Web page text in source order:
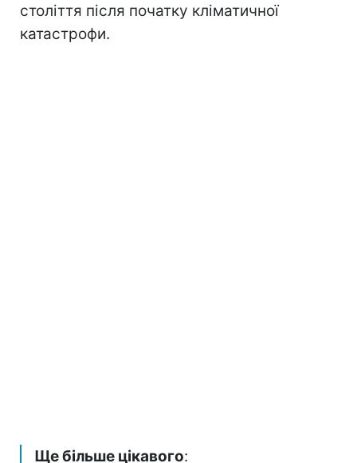
століття після початку кліматичної
катастрофи.
Ще більше цікавого: